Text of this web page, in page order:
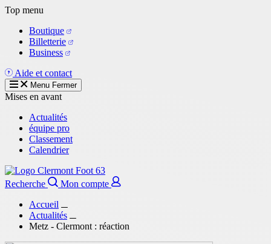
Aller
contenu
principal
Top menu
Boutique
Billetterie
Business
Aide et contact
Menu Fermer
Mises en avant
Actualités
équipe pro
Classement
Calendrier
Recherche
Mon compte
Accueil
Actualités
Metz - Clermont : réaction